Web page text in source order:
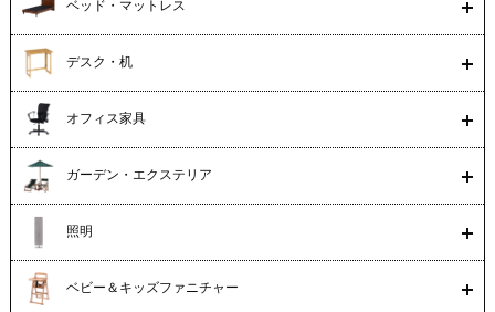
ベッド・マットレス
デスク・机
オフィス家具
ガーデン・エクステリア
照明
ベビー＆キッズファニチャー